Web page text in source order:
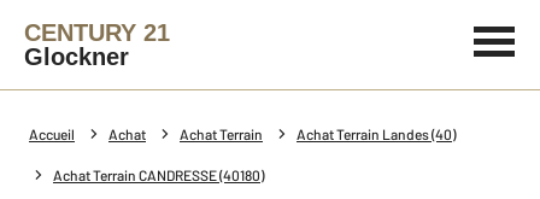
CENTURY 21
Glockner
Accueil Achat Achat Terrain Achat Terrain Landes (40)
Achat Terrain CANDRESSE (40180)